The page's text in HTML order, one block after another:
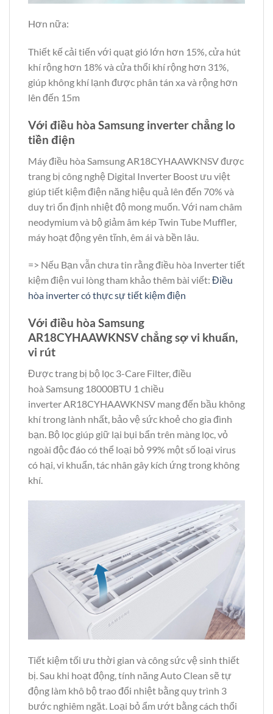
Hơn nữa:
Thiết kế cải tiến với quạt gió lớn hơn 15%, cửa hút
khí rộng hơn 18% và cửa thổi khí rộng hơn 31%,
giúp không khí lạnh được phân tán xa và rộng hơn
lên đến 15m
Với điều hòa Samsung inverter chẳng lo
tiền điện
Máy điều hòa Samsung AR18CYHAAWKNSV được
trang bị công nghệ Digital Inverter Boost ưu việt
giúp tiết kiệm điện năng hiệu quả lên đến 70% và
duy trì ổn định nhiệt độ mong muốn. Với nam châm
neodymium và bộ giảm âm kép Twin Tube Muffler,
máy hoạt động yên tĩnh, êm ái và bền lâu.
=> Nếu Bạn vẫn chưa tin rằng điều hòa Inverter tiết
kiệm điện vui lòng tham khảo thêm bài viết: Điều
hòa inverter có thực sự tiết kiệm điện
Với điều hòa Samsung
AR18CYHAAWKNSV chẳng sợ vi khuẩn,
vi rút
Được trang bị bộ lọc 3-Care Filter, điều
hoà Samsung 18000BTU 1 chiều
inverter AR18CYHAAWKNSV mang đến bầu không
khí trong lành nhất, bảo vệ sức khoẻ cho gia đình
bạn. Bộ lọc giúp giữ lại bụi bẩn trên màng lọc, vỏ
ngoài độc đáo có thể loại bỏ 99% một số loại virus
có hại, vi khuẩn, tác nhân gây kích ứng trong không
khí.
Tiết kiệm tối ưu thời gian và công sức vệ sinh thiết
bị. Sau khi hoạt động, tính năng Auto Clean sẽ tự
động làm khô bộ trao đổi nhiệt bằng quy trình 3
bước nghiêm ngặt. Loại bỏ ẩm ướt bằng cách thổi